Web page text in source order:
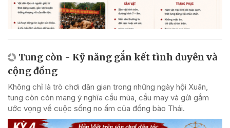
Tung còn - Kỹ năng gắn kết tình duyên và
cộng đồng
Không chỉ là trò chơi dân gian trong những ngày hội Xuân,
tung còn còn mang ý nghĩa cầu mùa, cầu may và gửi gắm
ước vọng về cuộc sống no ấm của đồng bào Thái.